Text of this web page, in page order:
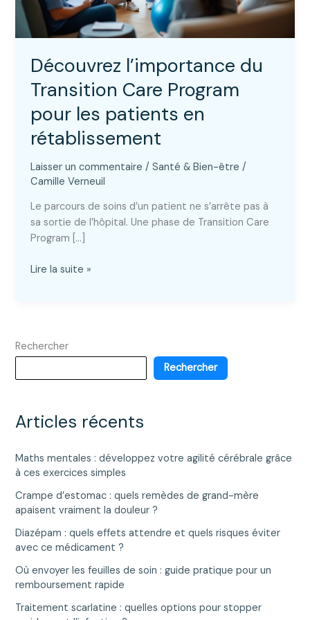
Découvrez l’importance du
Transition Care Program
pour les patients en
rétablissement
Laisser un commentaire /Santé & Bien-être /
Camille Verneuil
Le parcours de soins d’un patient ne s’arrête pas à
sa sortie de l’hôpital. Une phase de Transition Care
Program […]
Découvrez
Program
les
en
rétablissement
Lire la suite »
Rechercher
Rechercher
Articles récents
Maths mentales : développez votre agilité cérébrale grâce
à ces exercices simples
Crampe d’estomac : quels remèdes de grand-mère
apaisent vraiment la douleur ?
Diazépam : quels effets attendre et quels risques éviter
avec ce médicament ?
Où envoyer les feuilles de soin : guide pratique pour un
remboursement rapide
Traitement scarlatine : quelles options pour stopper